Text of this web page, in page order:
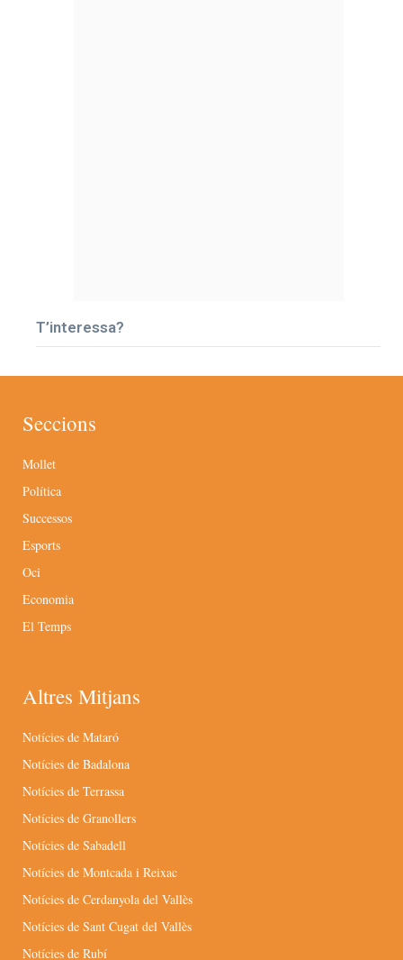
T’interessa?
Seccions
Mollet
Política
Successos
Esports
Oci
Economia
El Temps
Altres Mitjans
Notícies de Mataró
Notícies de Badalona
Notícies de Terrassa
Notícies de Granollers
Notícies de Sabadell
Notícies de Montcada i Reixac
Notícies de Cerdanyola del Vallès
Notícies de Sant Cugat del Vallès
Notícies de Rubí